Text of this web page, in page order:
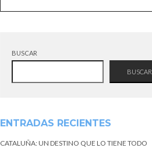
BUSCAR
BUSCAR
ENTRADAS RECIENTES
CATALUÑA: UN DESTINO QUE LO TIENE TODO